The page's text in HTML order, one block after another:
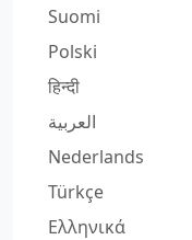
Suomi
Polski
हिन्दी
العربية
Nederlands
Türkçe
Ελληνικά